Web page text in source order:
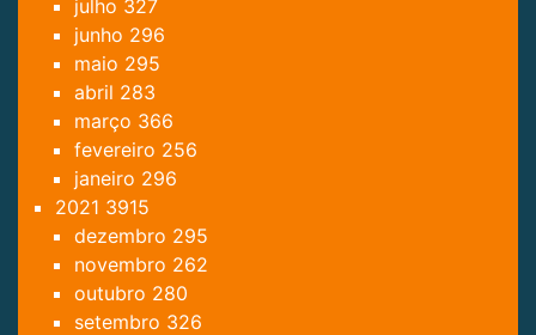
julho 327
junho 296
maio 295
abril 283
março 366
fevereiro 256
janeiro 296
2021 3915
dezembro 295
novembro 262
outubro 280
setembro 326